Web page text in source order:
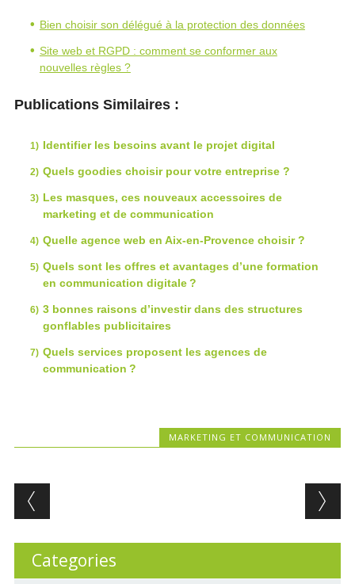
Bien choisir son délégué à la protection des données
Site web et RGPD : comment se conformer aux
nouvelles règles ?
Publications Similaires :
Identifier les besoins avant le projet digital
Quels goodies choisir pour votre entreprise ?
Les masques, ces nouveaux accessoires de
marketing et de communication
Quelle agence web en Aix-en-Provence choisir ?
Quels sont les offres et avantages d’une formation
en communication digitale ?
3 bonnes raisons d’investir dans des structures
gonflables publicitaires
Quels services proposent les agences de
communication ?
MARKETING ET COMMUNICATION
Post navigation
Categories